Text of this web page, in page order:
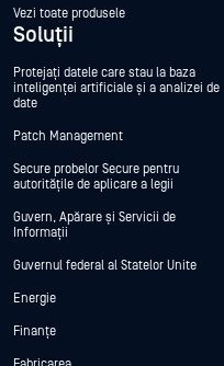
Vezi toate produsele
Soluții
Protejați datele care stau la baza
inteligenței artificiale și a analizei de
date
Patch Management
Secure probelor Secure pentru
autoritățile de aplicare a legii
Guvern, Apărare și Servicii de
Informații
Guvernul federal al Statelor Unite
Energie
Finanțe